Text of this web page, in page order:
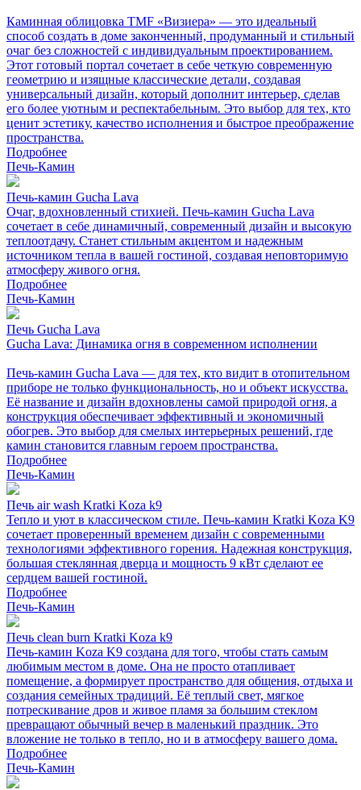
Каминная облицовка TMF «Визиера» — это идеальный
способ создать в доме законченный, продуманный и стильный
очаг без сложностей с индивидуальным проектированием.
Этот готовый портал сочетает в себе четкую современную
геометрию и изящные классические детали, создавая
универсальный дизайн, который дополнит интерьер, сделав
его более уютным и респектабельным. Это выбор для тех, кто
ценит эстетику, качество исполнения и быстрое преображение
пространства.
Подробнее
Печь-Камин
Печь-камин Gucha Lava
Очаг, вдохновленный стихией. Печь-камин Gucha Lava
сочетает в себе динамичный, современный дизайн и высокую
теплоотдачу. Станет стильным акцентом и надежным
источником тепла в вашей гостиной, создавая неповторимую
атмосферу живого огня.
Подробнее
Печь-Камин
Печь Gucha Lava
Gucha Lava: Динамика огня в современном исполнении
Печь-камин Gucha Lava — для тех, кто видит в отопительном
приборе не только функциональность, но и объект искусства.
Её название и дизайн вдохновлены самой природой огня, а
конструкция обеспечивает эффективный и экономичный
обогрев. Это выбор для смелых интерьерных решений, где
камин становится главным героем пространства.
Подробнее
Печь-Камин
Печь air wash Kratki Koza k9
Тепло и уют в классическом стиле. Печь-камин Kratki Koza K9
сочетает проверенный временем дизайн с современными
технологиями эффективного горения. Надежная конструкция,
большая стеклянная дверца и мощность 9 кВт сделают ее
сердцем вашей гостиной.
Подробнее
Печь-Камин
Печь clean burn Kratki Koza k9
Печь-камин Koza K9 создана для того, чтобы стать самым
любимым местом в доме. Она не просто отапливает
помещение, а формирует пространство для общения, отдыха и
создания семейных традиций. Её теплый свет, мягкое
потрескивание дров и живое пламя за большим стеклом
превращают обычный вечер в маленький праздник. Это
вложение не только в тепло, но и в атмосферу вашего дома.
Подробнее
Печь-Камин